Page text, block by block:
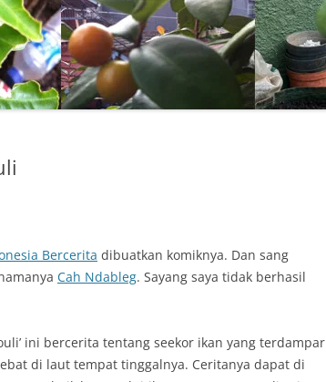
Bercerita dibuatkan komiknya. Dan sang
Cah Ndableg. Sayang saya tidak berhasil
ini bercerita tentang seekor ikan yang terdampar
di laut tempat tinggalnya. Ceritanya dapat di